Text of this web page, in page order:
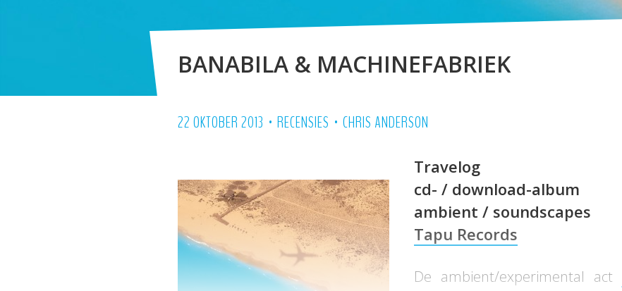
BANABILA & MACHINEFABRIEK
22 OKTOBER 2013 • RECENSIES • CHRIS ANDERSON
Travelog
cd- / download-album
ambient / soundscapes
Tapu Records
De ambient/experimental act